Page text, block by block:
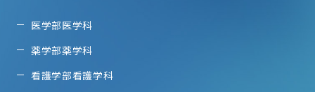
医学部医学科
薬学部薬学科
看護学部看護学科